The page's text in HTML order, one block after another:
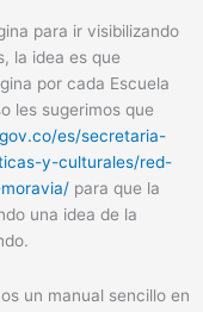
para ir visibilizando
la idea es que
por cada Escuela
les sugerimos que
es/secretaria-
y-culturales/red-
para que la
una idea de la
un manual sencillo en